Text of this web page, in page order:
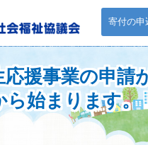
寄付の申
応援事業の申請
ら始まります。